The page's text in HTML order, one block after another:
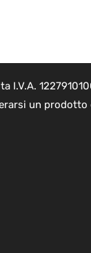
I.V.A.
un prodotto